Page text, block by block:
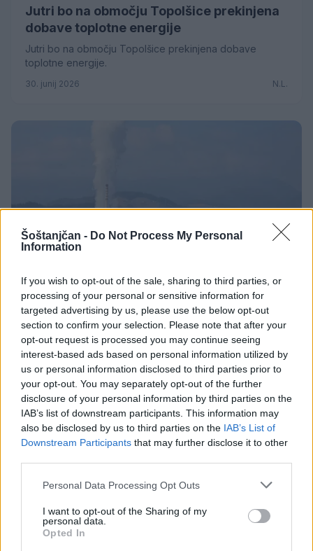
Šoštanjčan - Do Not Process My Personal
Information
If you wish to opt-out of the sale, sharing to third parties, or
processing of your personal or sensitive information for
targeted advertising by us, please use the below opt-out
section to confirm your selection. Please note that after your
opt-out request is processed you may continue seeing
interest-based ads based on personal information utilized by
us or personal information disclosed to third parties prior to
your opt-out. You may separately opt-out of the further
disclosure of your personal information by third parties on the
IAB’s list of downstream participants. This information may
also be disclosed by us to third parties on the IAB’s List of
Downstream Participants that may further disclose it to other
Personal Data Processing Opt Outs
I want to opt-out of the Sharing of my
personal data.
Opted In
Jutri bo na območju Topolšice prekinjena
dobave toplotne energije
Jutri bo na območju Topolšice prekinjena dobave
toplotne energije.
30. junij 2026 N.L.
Zaradi izpada proizvodnega vira v TEŠ
motena dobava toplotne energije
Komunalno podjetje Velenje obvešča odjemalce
toplotne energije na območju Velenja in Šoštanja, da je
zaradi izpada proizvodnega vira toplotne energije v
Termoelektrarni Šoštanj možna občasna motena dobava
toplotne energije.
22. junij 2026 T.R.
FOTO
Obvestilo o začasnem zaprtju Krajevnega